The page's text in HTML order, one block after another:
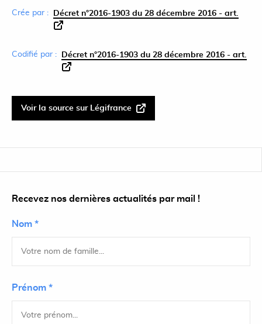
Crée par : Décret n°2016-1903 du 28 décembre 2016 - art.
Codifié par : Décret n°2016-1903 du 28 décembre 2016 - art.
Voir la source sur Légifrance
Recevez nos dernières actualités par mail !
Nom *
Prénom *